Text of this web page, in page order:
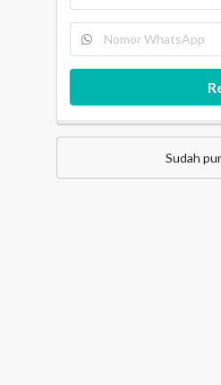
Sudah